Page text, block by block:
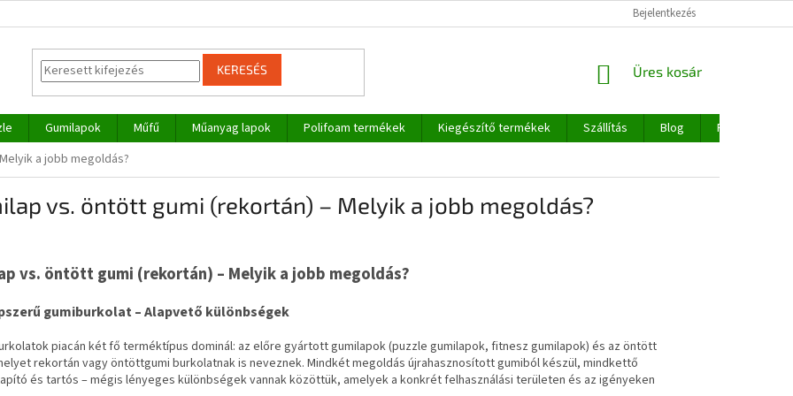
Bejelentkezés
KERESÉS KOSÁR
Üres kosár
Gumilapok Műfű Műanyag lapok Polifoam termékek Kiegészítő termékek Szállítás Blog
Rólunk
a jobb megoldás?
vs. öntött gumi (rekortán) – Melyik a jobb megoldás?
vs. öntött gumi (rekortán) – Melyik a jobb megoldás?
gumiburkolat – Alapvető különbségek
piacán két fő terméktípus dominál: az előre gyártott gumilapok (puzzle gumilapok, fitnesz gumilapok) és az öntött
rekortán vagy öntöttgumi burkolatnak is neveznek. Mindkét megoldás újrahasznosított gumiból készül, mindkettő
és tartós – mégis lényeges különbségek vannak közöttük, amelyek a konkrét felhasználási területen és az igényeken